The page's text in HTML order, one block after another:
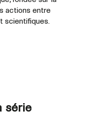
actions entre
scientifiques.
série